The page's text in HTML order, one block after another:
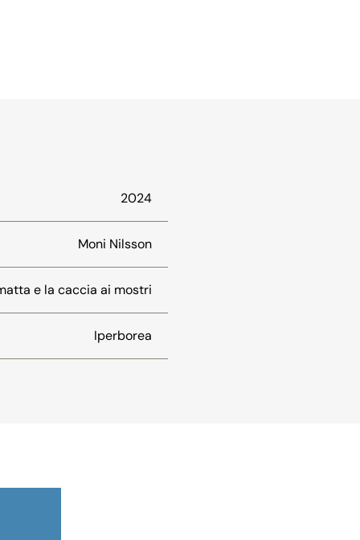
2024
Moni Nilsson
e la caccia ai mostri
Iperborea